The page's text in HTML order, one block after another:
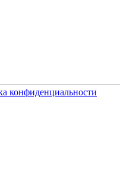
конфиденциальности